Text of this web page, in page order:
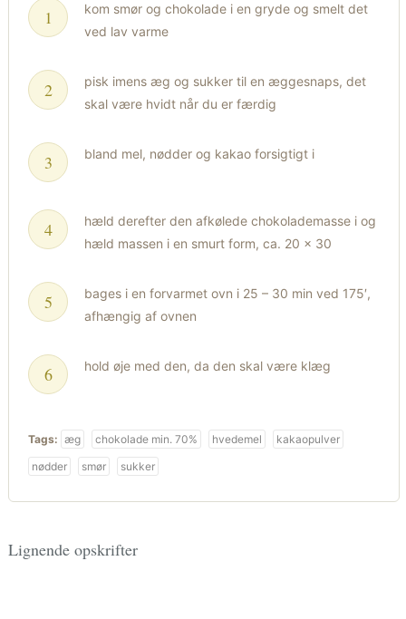
kom smør og chokolade i en gryde og smelt det
ved lav varme
pisk imens æg og sukker til en æggesnaps, det
skal være hvidt når du er færdig
bland mel, nødder og kakao forsigtigt i
hæld derefter den afkølede chokolademasse i og
hæld massen i en smurt form, ca. 20 x 30
bages i en forvarmet ovn i 25 – 30 min ved 175′,
afhængig af ovnen
hold øje med den, da den skal være klæg
Tags: æg chokolade min. 70% hvedemel
kakaopulver
nødder
smør sukker
Lignende opskrifter